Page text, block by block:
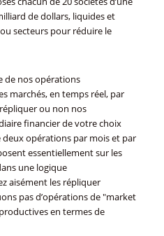
de dollars, liquides et
secteurs pour réduire le
de nos opérations
marchés, en temps réel, par
ou non nos
financier de votre choix
opérations par mois et par
essentiellement sur les
une logique
aisément les répliquer
pas d’opérations de "market
en termes de